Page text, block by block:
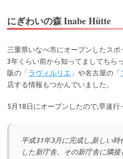
にぎわいの森 Inabe Hütte
三重県いなべ市にオープンしたスポ
3年くらい前から知ってましてちら
阪の「ラヴィルリエ 」や名古屋の「
店する情報もつかんでいました。
5月18日にオープンしたので,早速行
平成31年3月に完成し,新しい
した新庁舎。その新庁舎に隣